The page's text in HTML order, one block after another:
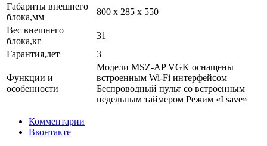
Габариты внешнего
блока,мм
800 x 285 x 550
Вес внешнего
блока,кг
31
Гарантия,лет
3
Функции и
особенности
Модели MSZ-AP VGK оснащены
встроенным Wi-Fi интерфейсом
Беспроводный пульт со встроенным
недельным таймером Режим «I save»
Комментарии
Вконтакте